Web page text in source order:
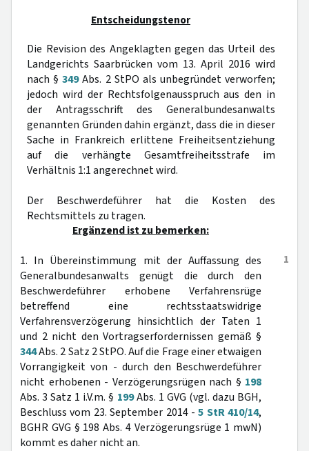
Entscheidungstenor
Die Revision des Angeklagten gegen das Urteil des
Landgerichts Saarbrücken vom 13. April 2016 wird
nach §349Abs. 2 StPO als unbegründet verworfen;
jedoch wird der Rechtsfolgenausspruch aus den in
der Antragsschrift des Generalbundesanwalts
genannten Gründen dahin ergänzt, dass die in dieser
Sache in Frankreich erlittene Freiheitsentziehung
auf die verhängte Gesamtfreiheitsstrafe im
Verhältnis 1:1 angerechnet wird.
Der Beschwerdeführer hat die Kosten des
Rechtsmittels zu tragen.
Ergänzend ist zu bemerken:
1
1. In Übereinstimmung mit der Auffassung des
Generalbundesanwalts genügt die durch den
Beschwerdeführer erhobene Verfahrensrüge
betreffend eine rechtsstaatswidrige
Verfahrensverzögerung hinsichtlich der Taten 1
und 2 nicht den Vortragserfordernissen gemäß §
344Abs. 2 Satz 2 StPO. Auf die Frage einer etwaigen
Vorrangigkeit von - durch den Beschwerdeführer
nicht erhobenen - Verzögerungsrügen nach § 198
Abs. 3 Satz 1 i.V.m. § 199Abs. 1 GVG (vgl. dazu BGH,
Beschluss vom 23. September 2014 -5 StR 410/14,
BGHR GVG § 198 Abs. 4 Verzögerungsrüge 1 mwN)
kommt es daher nicht an.